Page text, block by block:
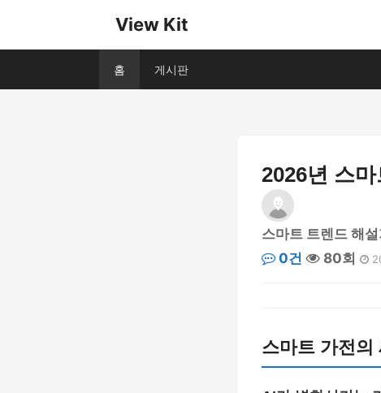
View Kit
홈 게시판
2026년 스
스마트 트렌드 해
0건
80회
스마트 가전의